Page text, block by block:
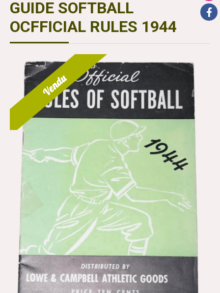
GUIDE SOFTBALL
OCFFICIAL RULES 1944
Vendu